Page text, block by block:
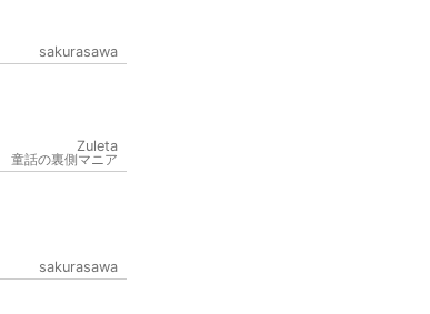
sakurasawa
Zuleta
童話の裏側マニア
sakurasawa